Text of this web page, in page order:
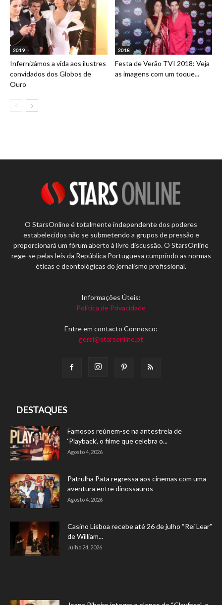
2019
Infernizámos a vida aos ilustres
convidados dos Globos de
Ouro
2018
Festa de Verão TVI 2018: Veja
as imagens com um toque...
O StarsOnline é totalmente independente dos poderes
estabelecidos não se submetendo a grupos de pressão e
proporcionará um fórum aberto à livre discussão. O StarsOnline
rege-se pelas leis da República Portuguesa cumprindo as normas
éticas e deontológicas do jornalismo profissional.
Informações Úteis:
Política de Privacidade
Entre em contacto Connosco:
geral@starsonline.pt
DESTAQUES
Famosos reúnem-se na antestreia de
‘Playback’, o filme que celebra o...
Agosto 4, 2026
Patrulha Pata regressa aos cinemas com uma
aventura entre dinossauros
Agosto 4, 2026
Casino Lisboa recebe até 26 de julho “Rei Lear”
de William...
Julho 24, 2026